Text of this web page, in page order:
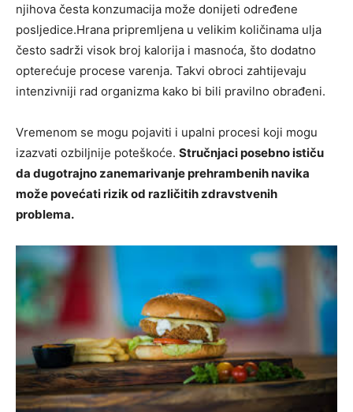
njihova česta konzumacija može donijeti određene
posljedice.Hrana pripremljena u velikim količinama ulja
često sadrži visok broj kalorija i masnoća, što dodatno
opterećuje procese varenja. Takvi obroci zahtijevaju
intenzivniji rad organizma kako bi bili pravilno obrađeni.
Vremenom se mogu pojaviti i upalni procesi koji mogu
izazvati ozbiljnije poteškoće. Stručnjaci posebno ističu
da dugotrajno zanemarivanje prehrambenih navika
može povećati rizik od različitih zdravstvenih
problema.